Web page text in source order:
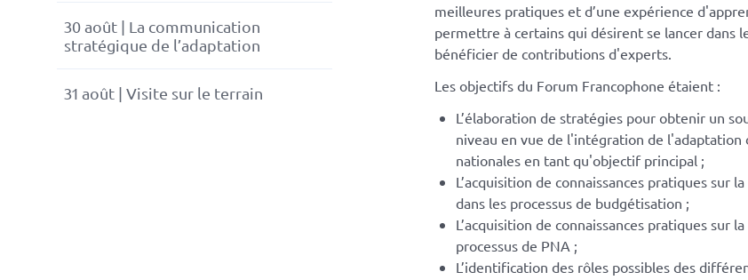
30 août | La communication
stratégique de l’adaptation
31 août | Visite sur le terrain
meilleures pratiques et d’une expérience
permettre à certains qui désirent se lancer dans
bénéficier de contributions d'experts.
Les objectifs du Forum Francophone étaient :
L’élaboration de stratégies pour obtenir un
niveau en vue de l'intégration de l'adaptation
nationales en tant qu'objectif principal ;
L’acquisition de connaissances pratiques sur
dans les processus de budgétisation ;
L’acquisition de connaissances pratiques
processus de PNA ;
L’identification des rôles possibles des